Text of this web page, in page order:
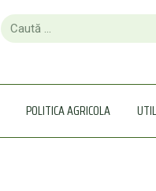
POLITICA AGRICOLA